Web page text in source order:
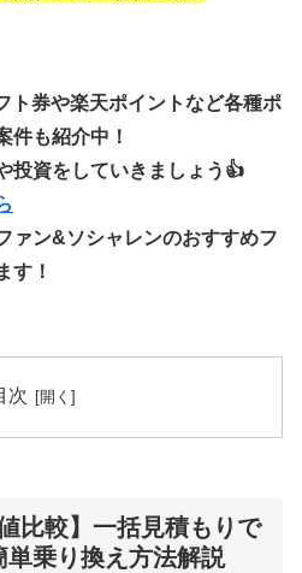
ト券や楽天ポイントなど各種ポ
件も紹介中！
投資をしていきましょう👍
ァン&ソシャレンのおすすめフ
す！
次
比較】一括見積もりで
単乗り換え方法解説